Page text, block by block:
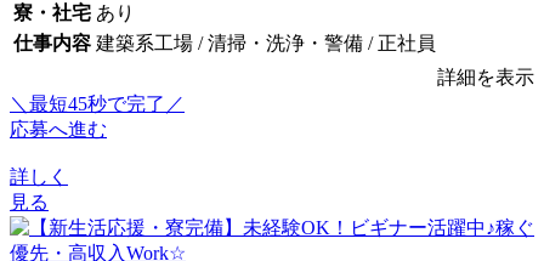
寮・社宅 あり
仕事内容 建築系工場 / 清掃・洗浄・警備 / 正社員
詳細を表示
＼最短45秒で完了／
応募へ進む
詳しく
見る